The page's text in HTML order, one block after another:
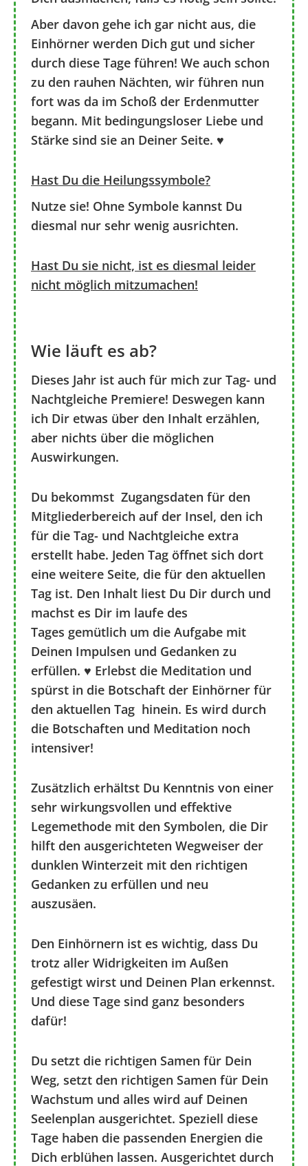
Aber davon gehe ich gar nicht aus, die
Einhörner werden Dich gut und sicher
durch diese Tage führen! We auch schon
zu den rauhen Nächten, wir führen nun
fort was da im Schoß der Erdenmutter
begann. Mit bedingungsloser Liebe und
Stärke sind sie an Deiner Seite. ♥
Hast Du die Heilungssymbole?
Nutze sie! Ohne Symbole kannst Du
diesmal nur sehr wenig ausrichten.
Hast Du sie nicht, ist es diesmal leider
nicht möglich mitzumachen!
Wie läuft es ab?
Dieses Jahr ist auch für mich zur Tag- und
Nachtgleiche Premiere! Deswegen kann
ich Dir etwas über den Inhalt erzählen,
aber nichts über die möglichen
Auswirkungen.
Du bekommst Zugangsdaten für den
Mitgliederbereich auf der Insel, den ich
für die Tag- und Nachtgleiche extra
erstellt habe. Jeden Tag öffnet sich dort
eine weitere Seite, die für den aktuellen
Tag ist. Den Inhalt liest Du Dir durch und
machst es Dir im laufe des
Tages gemütlich um die Aufgabe mit
Deinen Impulsen und Gedanken zu
erfüllen. ♥ Erlebst die Meditation und
spürst in die Botschaft der Einhörner für
den aktuellen Tag hinein. Es wird durch
die Botschaften und Meditation noch
intensiver!
Zusätzlich erhältst Du Kenntnis von einer
sehr wirkungsvollen und effektive
Legemethode mit den Symbolen, die Dir
hilft den ausgerichteten Wegweiser der
dunklen Winterzeit mit den richtigen
Gedanken zu erfüllen und neu
auszusäen.
Den Einhörnern ist es wichtig, dass Du
trotz aller Widrigkeiten im Außen
gefestigt wirst und Deinen Plan erkennst.
Und diese Tage sind ganz besonders
dafür!
Du setzt die richtigen Samen für Dein
Weg, setzt den richtigen Samen für Dein
Wachstum und alles wird auf Deinen
Seelenplan ausgerichtet. Speziell diese
Tage haben die passenden Energien die
Dich erblühen lassen. Ausgerichtet durch